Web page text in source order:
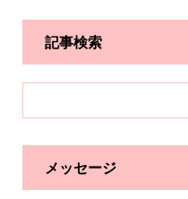
記事検索
メッセージ